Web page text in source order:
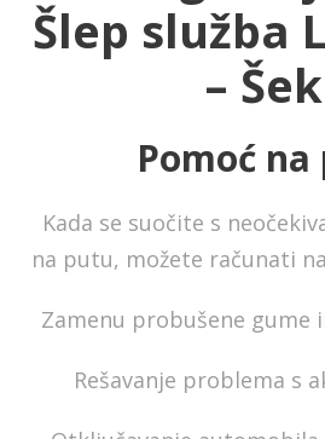
Šlep služba
–
Pomoć
Kada se suočite s
na putu, možete računati
Zamenu probušene gume
Rešavanje problema s